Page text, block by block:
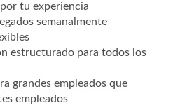
tu experiencia
semanalmente
estructurado para todos los
grandes empleados que
empleados